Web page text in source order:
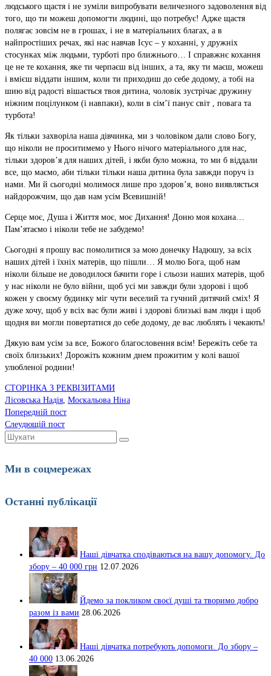
людського щастя і не зуміли випробувати величезного задоволення від
того, що ти можеш допомогти людині, що потребує! Адже щастя
полягає зовсім не в грошах, і не в матеріальних благах, а в
найпростіших речах, які нас навчав Ісус – у коханні, у дружніх
стосунках між людьми, турботі про ближнього… І справжнє кохання
це не те кохання, яке ти черпаєш від інших, а та, яку ти маєш, можеш
і вмієш віддати іншим, коли ти приходиш до себе додому, а тобі на
шию від радості вішається твоя дитина, чоловік зустрічає дружину
ніжним поцілунком (і навпаки), коли в сім’ї панує світ , повага та
турбота!
Як тільки захворіла наша дівчинка, ми з чоловіком дали слово Богу,
що ніколи не проситимемо у Нього нічого матеріального для нас,
тільки здоров’я для наших дітей, і якби було можна, то ми б віддали
все, що маємо, аби тільки тільки наша дитина була завжди поруч із
нами. Ми й сьогодні молимося лише про здоров’я, воно виявляється
найдорожчим, що дав нам усім Всевишній!
Серце моє, Душа і Життя моє, моє Дихання! Доню моя кохана…
Пам’ятаємо і ніколи тебе не забудемо!
Сьогодні я прошу вас помолитися за мою донечку Надюшу, за всіх
наших дітей і їхніх матерів, що пішли… Я молю Бога, щоб нам
ніколи більше не доводилося бачити горе і сльози наших матерів, щоб
у нас ніколи не було війни, щоб усі ми завжди були здорові і щоб
кожен у своєму будинку міг чути веселий та гучний дитячий сміх! Я
дуже хочу, щоб у всіх вас були живі і здорові близькі вам люди і щоб
щодня ви могли повертатися до себе додому, де вас люблять і чекають!
Дякую вам усім за все, Божого благословення всім! Бережіть себе та
своїх близьких! Дорожіть кожним днем прожитим у колі вашої
улюбленої родини!
СТОРІНКА З РЕКВІЗИТАМИ
Лісовська Надія, Москальова Ніна
Попередній пост
Слеудющій пост
Шукати:
Ми в соцмережах
Останні публікації
Наші дівчатка сподіваються на вашу допомогу. До
збору – 40 000 грн 12.07.2026
Йдемо за покликом своєї душі та творимо добро
разом із вами 28.06.2026
Наші дівчатка потребують допомоги. До збору –
40 000 13.06.2026